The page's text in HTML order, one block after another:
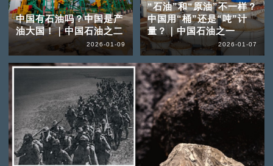
中国有石油吗？中国是产
油大国！｜中国石油之二
2026-01-09
“石油”和“原油”不一样？
中国用“桶”还是“吨”计
量？｜中国石油之一
2026-01-07